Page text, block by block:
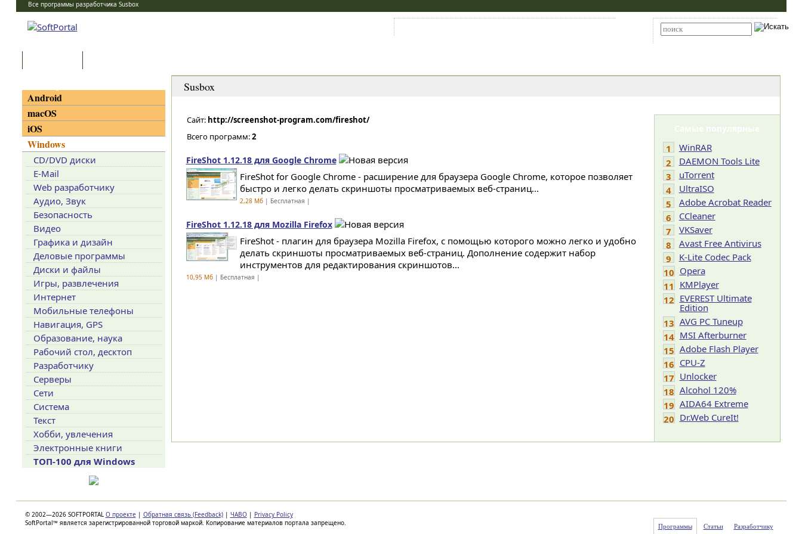
Все программы разработчика Susbox
Susbox
Сайт: http://screenshot-program.com/fireshot/
Всего программ:2
FireShot 1.12.18 для Google Chrome
FireShot for Google Chrome - расширение для браузера Google Chrome, которое позволяет
быстро и легко делать скриншоты просматриваемых веб-страниц...
2,28 Мб| Бесплатная |
FireShot 1.12.18 для Mozilla Firefox
FireShot - плагин для браузера Mozilla Firefox, с помощью которого можно легко и удобно
делать скриншоты просматриваемых веб-страниц. Дополнение содержит набор
инструментов для редактирования скриншотов...
10,95 Мб| Бесплатная |
Самые популярные
1
WinRAR
2
DAEMON Tools Lite
3
uTorrent
4
UltraISO
5
Adobe Acrobat Reader
6
CCleaner
7
VKSaver
8
Avast Free Antivirus
9
K-Lite Codec Pack
10 Opera
11 KMPlayer
12 EVEREST Ultimate
Edition
13 AVG PC Tuneup
14 MSI Afterburner
15 Adobe Flash Player
16 CPU-Z
17 Unlocker
18 Alcohol 120%
19 AIDA64 Extreme
20 Dr.Web CureIt!
Android
macOS
iOS
Windows
CD/DVD диски
E-Mail
Web разработчику
Аудио, Звук
Безопасность
Видео
Графика и дизайн
Деловые программы
Диски и файлы
Игры, развлечения
Интернет
Мобильные телефоны
Навигация, GPS
Образование, наука
Рабочий стол, десктоп
Разработчику
Серверы
Сети
Система
Текст
Хобби, увлечения
Электронные книги
ТОП-100 для Windows
© 2002—2026 SOFTPORTAL О проекте | Обратная связь (Feedback) | ЧАВО | Privacy Policy
SoftPortal™ является зарегистрированной торговой маркой. Копирование материалов портала запрещено.
Программы Статьи Разработчику